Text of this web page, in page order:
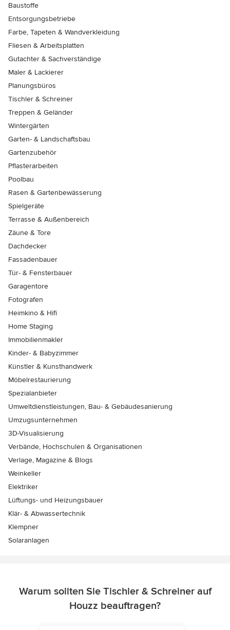
Baustoffe
Entsorgungsbetriebe
Farbe, Tapeten & Wandverkleidung
Fliesen & Arbeitsplatten
Gutachter & Sachverständige
Maler & Lackierer
Planungsbüros
Tischler & Schreiner
Treppen & Geländer
Wintergärten
Garten- & Landschaftsbau
Gartenzubehör
Pflasterarbeiten
Poolbau
Rasen & Gartenbewässerung
Spielgeräte
Terrasse & Außenbereich
Zäune & Tore
Dachdecker
Fassadenbauer
Tür- & Fensterbauer
Garagentore
Fotografen
Heimkino & Hifi
Home Staging
Immobilienmakler
Kinder- & Babyzimmer
Künstler & Kunsthandwerk
Möbelrestaurierung
Spezialanbieter
Umweltdienstleistungen, Bau- & Gebäudesanierung
Umzugsunternehmen
3D-Visualisierung
Verbände, Hochschulen & Organisationen
Verlage, Magazine & Blogs
Weinkeller
Elektriker
Lüftungs- und Heizungsbauer
Klär- & Abwassertechnik
Klempner
Solaranlagen
Warum sollten Sie Tischler & Schreiner auf
Houzz beauftragen?